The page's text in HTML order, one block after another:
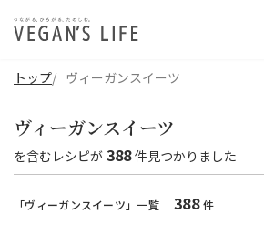
トップ ヴィーガンスイーツ
ヴィーガンスイーツ
を含む レシピが 388 件見つかりました
「ヴィーガンスイーツ」一覧 388 件